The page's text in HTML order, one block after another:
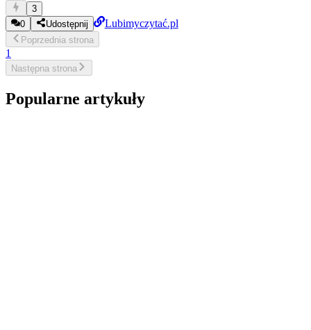
3
0
Udostępnij Lubimyczytać.pl
Poprzednia strona
1
Następna strona
Popularne artykuły